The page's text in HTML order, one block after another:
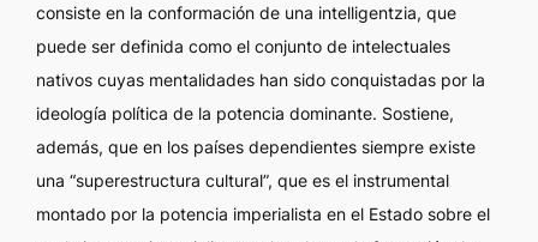
consiste en la conformación de una intelligentzia, que
puede ser definida como el conjunto de intelectuales
nativos cuyas mentalidades han sido conquistadas por la
ideología política de la potencia dominante. Sostiene,
además, que en los países dependientes siempre existe
una “superestructura cultural”, que es el instrumental
montado por la potencia imperialista en el Estado sobre el